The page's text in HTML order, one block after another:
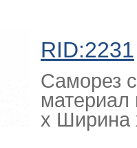
RID:2231
Саморез
х Ширина